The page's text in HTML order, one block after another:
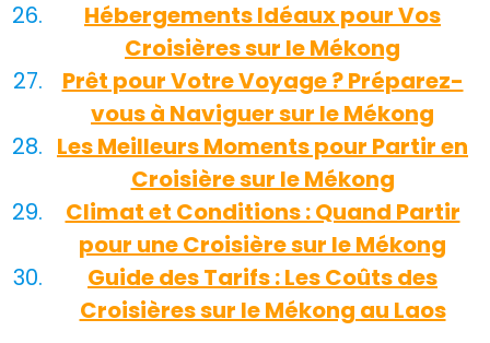
Hébergements Idéaux pour Vos
Croisières sur le Mékong
Prêt pour Votre Voyage ? Préparez-
vous à Naviguer sur le Mékong
Les Meilleurs Moments pour Partir en
Croisière sur le Mékong
Climat et Conditions : Quand Partir
pour une Croisière sur le Mékong
Guide des Tarifs : Les Coûts des
Croisières sur le Mékong au Laos